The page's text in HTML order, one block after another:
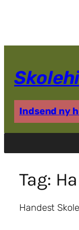
Indsend ny
Tag:
Handest Skole